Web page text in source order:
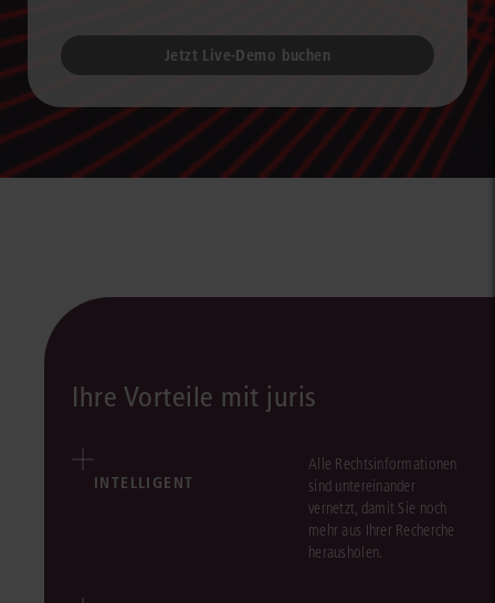
Jetzt Live-Demo buchen
Ihre Vorteile mit juris
INTELLIGENT
Alle Rechtsinformationen
sind untereinander
vernetzt, damit Sie noch
mehr aus Ihrer Recherche
herausholen.